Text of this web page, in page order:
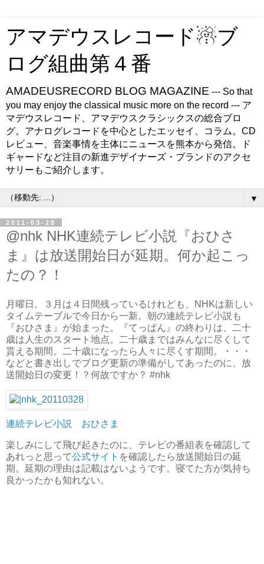
アマデウスレコード☃ブ
ログ組曲第４番
AMADEUSRECORD BLOG MAGAZINE --- So that
you may enjoy the classical music more on the record --- ア
マデウスレコード、アマデウスクラシックスの総合ブロ
グ。アナログレコードを中心としたエッセイ、コラム。CD
レビュー、音楽事情を主体にニュースを熊本から発信。ド
ギャードなど注目の新進デザイナーズ・ブランドのアクセ
サリーもご紹介します。
▼
2011-03-28
@nhk NHK連続テレビ小説『おひさ
ま』は放送開始日が延期。何か起こっ
たの？！
月曜日。３月は４日間残っているけれども、NHKは新しい
タイムテーブルで今日から一新。朝の連続テレビ小説も
『おひさま』が始まった。『てっぱん』の終わりは、二十
歳は人生のスタート地点。二十歳まではみんなに尽くして
貰える期間。二十歳になったら人々に尽くす期間。・・・
などと書き出しでブログ更新の準備がしてあったのに、放
送開始日の変更！？何故ですか？ #nhk
連続テレビ小説 おひさま
楽しみにして飛び起きたのに、テレビの番組表を確認して
あれっと思って公式サイト を確認したら放送開始日の延
期。延期の理由は記載はないようです。寝てた方が気持ち
良かったかも知れない。